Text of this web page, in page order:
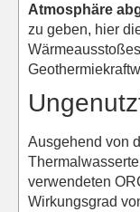
Atmosphäre
zu geben, hier
Ausgehend von
verwendeten
Wirkungsgrad